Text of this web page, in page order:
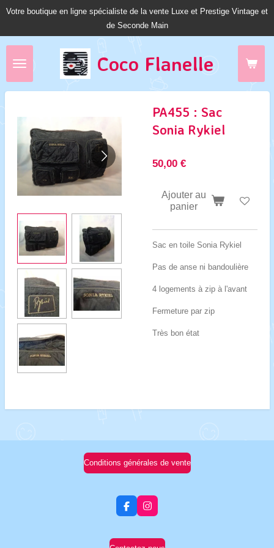
Passer
Coco Flanelle
Votre boutique en ligne spécialiste de la vente Luxe et Prestige Vintage et
de Seconde Main
PA455 : Sac
Sonia Rykiel
50,00 €
Ajouter au
panier
Sac en toile Sonia Rykiel
Pas de anse ni bandoulière
4 logements à zip à l'avant
Fermeture par zip
Très bon état
Conditions générales de vente
F
a
e
b
I
n
t
a